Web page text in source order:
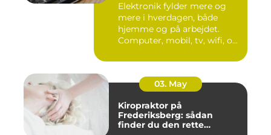
Elektronik fylder mere og
mere i hverdagen, både
hjemme og på arbejdet.
Computer, mobil, tv, wifi, o...
03. May
Kiropraktor på
Frederiksberg: sådan
finder du den rette